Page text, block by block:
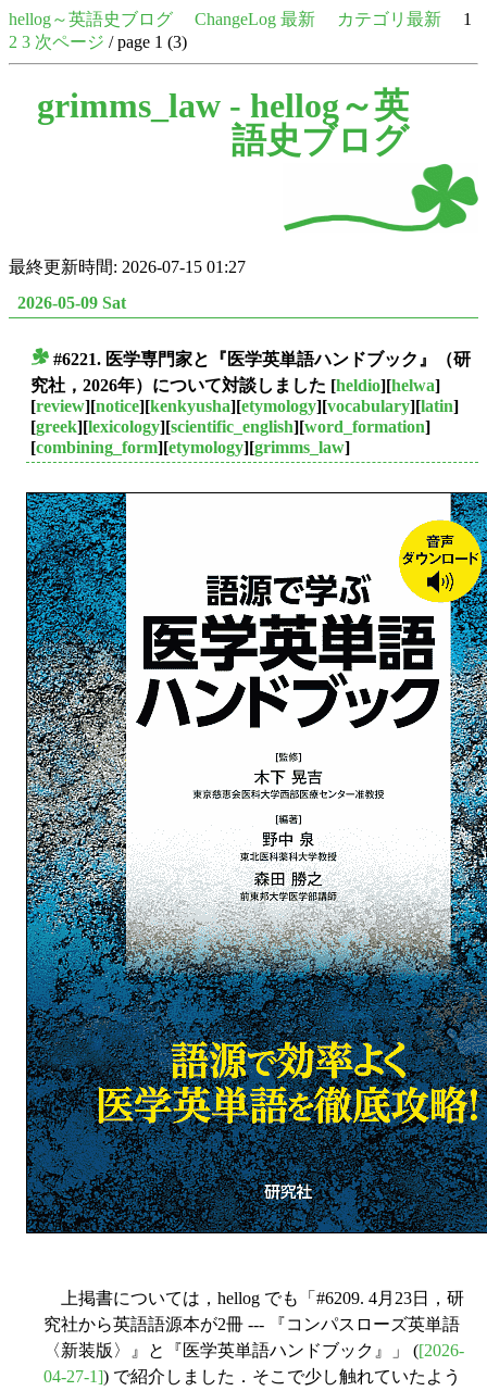
hellog～英語史ブログ ChangeLog 最新 カテゴリ最新 1
2 3 次ページ / page 1 (3)
grimms_law - hellog～英
語史ブログ
最終更新時間: 2026-07-15 01:27
2026-05-09 Sat
#6221. 医学専門家と『医学英単語ハンドブック』（研
究社，2026年）について対談しました [heldio][helwa]
[review][notice][kenkyusha][etymology][vocabulary][latin]
[greek][lexicology][scientific_english][word_formation]
[combining_form][etymology][grimms_law]
上掲書については，hellog でも「#6209. 4月23日，研
究社から英語語源本が2冊 --- 『コンパスローズ英単語
〈新装版〉』と『医学英単語ハンドブック』」 ([2026-
04-27-1]) で紹介しました．そこで少し触れていたよう